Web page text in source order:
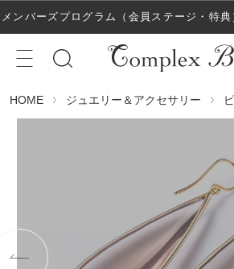
メンバーズプログラム（会員ステージ・特
た！
HOME ジュエリー＆アクセサリー